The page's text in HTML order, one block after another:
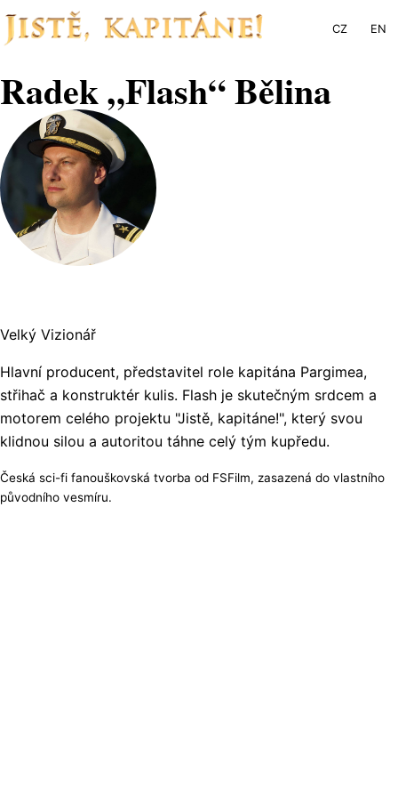
CZ EN
Radek „Flash“ Bělina
Velký Vizionář
Hlavní producent, představitel role kapitána Pargimea,
střihač a konstruktér kulis. Flash je skutečným srdcem a
motorem celého projektu "Jistě, kapitáne!", který svou
klidnou silou a autoritou táhne celý tým kupředu.
Česká sci-fi fanouškovská tvorba od FSFilm, zasazená do vlastního
původního vesmíru.